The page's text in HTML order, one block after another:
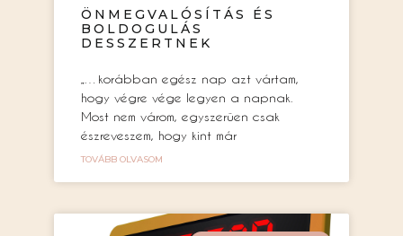
ÖNMEGVALÓSÍTÁS ÉS
BOLDOGULÁS
DESSZERTNEK
„…korábban egész nap azt vártam,
hogy végre vége legyen a napnak.
Most nem várom, egyszerűen csak
észreveszem, hogy kint már
TOVÁBB OLVASOM